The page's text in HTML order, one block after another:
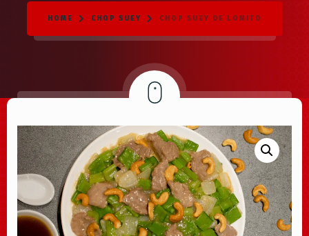
HOME CHOP SUEY CHOP SUEY DE LOMITO